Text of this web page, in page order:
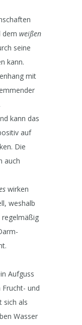
dem weißen
seine
kann.
mit
kann das
auf
Die
auch
wirken
weshalb
regelmäßig
Aufguss
und
sich als
Wasser